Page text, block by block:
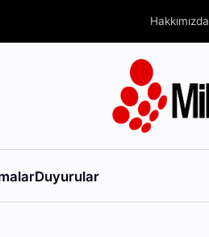
Hakkımızda
Duyurular